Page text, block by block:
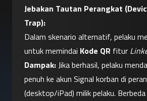
Jebakan Tautan Perangkat
Trap):
Dalam skenario alternatif, pelaku
untuk memindai Kode QR fitur
Dampak: Jika berhasil, pelaku
penuh ke akun Signal korban di
(desktop/iPad) milik pelaku.